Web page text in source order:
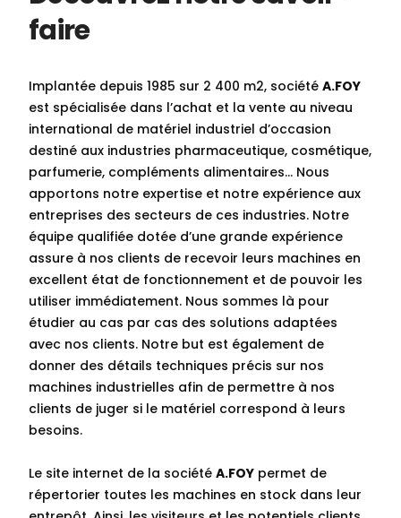
faire
Implantée depuis 1985 sur 2 400 m2, société A.FOY
est spécialisée dans l’achat et la vente au niveau
international de matériel industriel d’occasion
destiné aux industries pharmaceutique, cosmétique,
parfumerie, compléments alimentaires… Nous
apportons notre expertise et notre expérience aux
entreprises des secteurs de ces industries. Notre
équipe qualifiée dotée d’une grande expérience
assure à nos clients de recevoir leurs machines en
excellent état de fonctionnement et de pouvoir les
utiliser immédiatement. Nous sommes là pour
étudier au cas par cas des solutions adaptées
avec nos clients. Notre but est également de
donner des détails techniques précis sur nos
machines industrielles afin de permettre à nos
clients de juger si le matériel correspond à leurs
besoins.
Le site internet de la société A.FOY permet de
répertorier toutes les machines en stock dans leur